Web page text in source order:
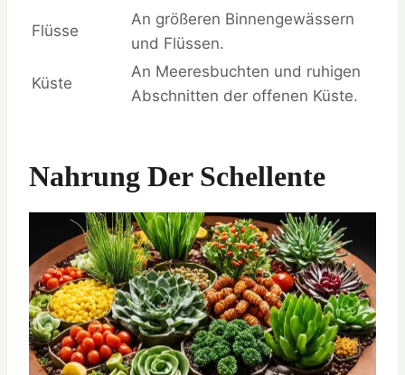
Flüsse
An größeren Binnengewässern
und Flüssen.
Küste
An Meeresbuchten und ruhigen
Abschnitten der offenen Küste.
Nahrung Der Schellente